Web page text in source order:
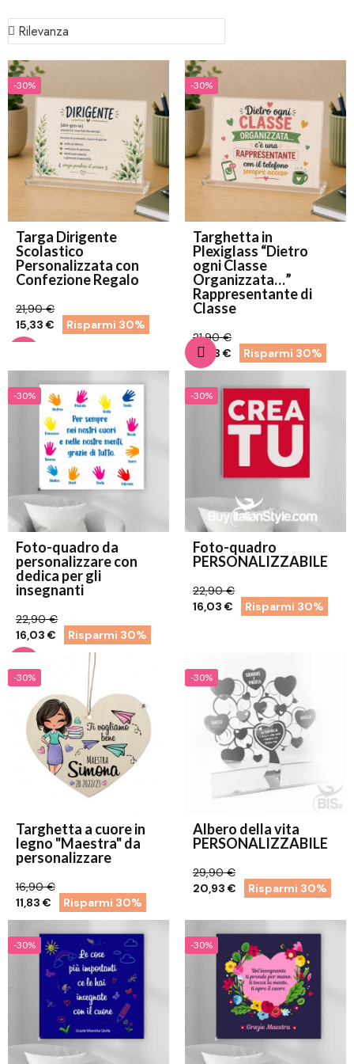
-30%
Targa Dirigente
Scolastico
Personalizzata con
Confezione Regalo
21,90 €
15,33 €
Risparmi 30%
-30%
Targhetta in
Plexiglass “Dietro
ogni Classe
Organizzata…”
Rappresentante di
Classe
21,90 €
15,33 €
Risparmi 30%
-30%
Foto-quadro da
personalizzare con
dedica per gli
insegnanti
22,90 €
16,03 €
Risparmi 30%
-30%
Foto-quadro
PERSONALIZZABILE
22,90 €
16,03 €
Risparmi 30%
-30%
Targhetta a cuore in
legno "Maestra" da
personalizzare
16,90 €
11,83 €
Risparmi 30%
-30%
Albero della vita
PERSONALIZZABILE
29,90 €
20,93 €
Risparmi 30%
-30% -30%